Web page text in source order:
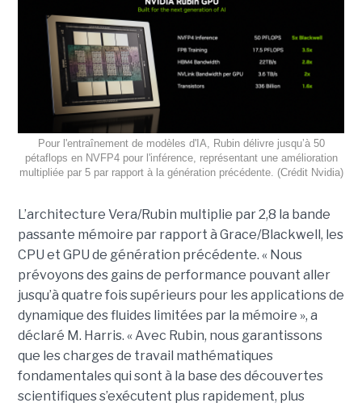
Pour l'entraînement de modèles d'IA, Rubin délivre jusqu’à 50
pétaflops en NVFP4 pour l'inférence, représentant une amélioration
multipliée par 5 par rapport à la génération précédente. (Crédit Nvidia)
L’architecture Vera/Rubin multiplie par 2,8 la bande
passante mémoire par rapport à Grace/Blackwell, les
CPU et GPU de génération précédente. « Nous
prévoyons des gains de performance pouvant aller
jusqu’à quatre fois supérieurs pour les applications de
dynamique des fluides limitées par la mémoire », a
déclaré M. Harris. « Avec Rubin, nous garantissons
que les charges de travail mathématiques
fondamentales qui sont à la base des découvertes
scientifiques s’exécutent plus rapidement, plus